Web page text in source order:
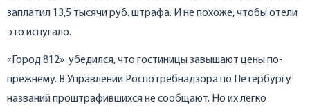
заплатил 13,5 тысячи руб. штрафа. И не похоже, чтобы отели
это испугало.
«Город 812» убедился, что гостиницы завышают цены по-
прежнему. В Управлении Роспотребнадзора по Петербургу
названий проштрафившихся не сообщают. Но их легко